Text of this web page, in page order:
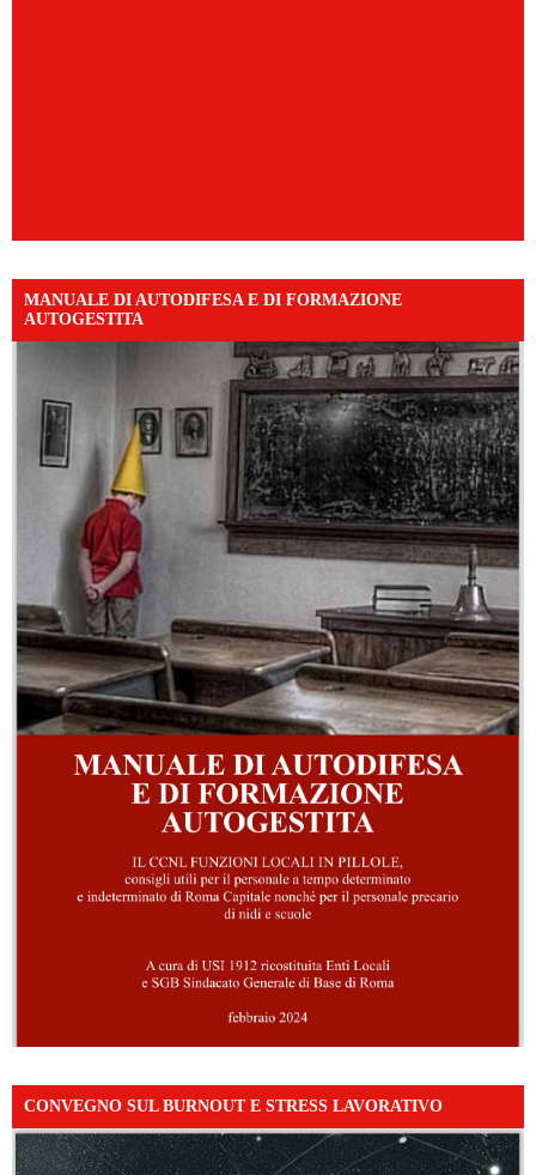
MANUALE DI AUTODIFESA E DI FORMAZIONE
AUTOGESTITA
CONVEGNO SUL BURNOUT E STRESS LAVORATIVO